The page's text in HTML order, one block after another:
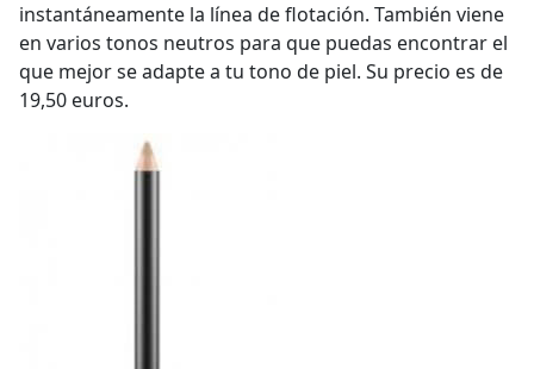
instantáneamente la línea de flotación. También viene
en varios tonos neutros para que puedas encontrar el
que mejor se adapte a tu tono de piel. Su precio es de
19,50 euros.